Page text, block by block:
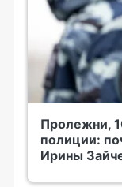
Пролежни,
полиции:
Ирины